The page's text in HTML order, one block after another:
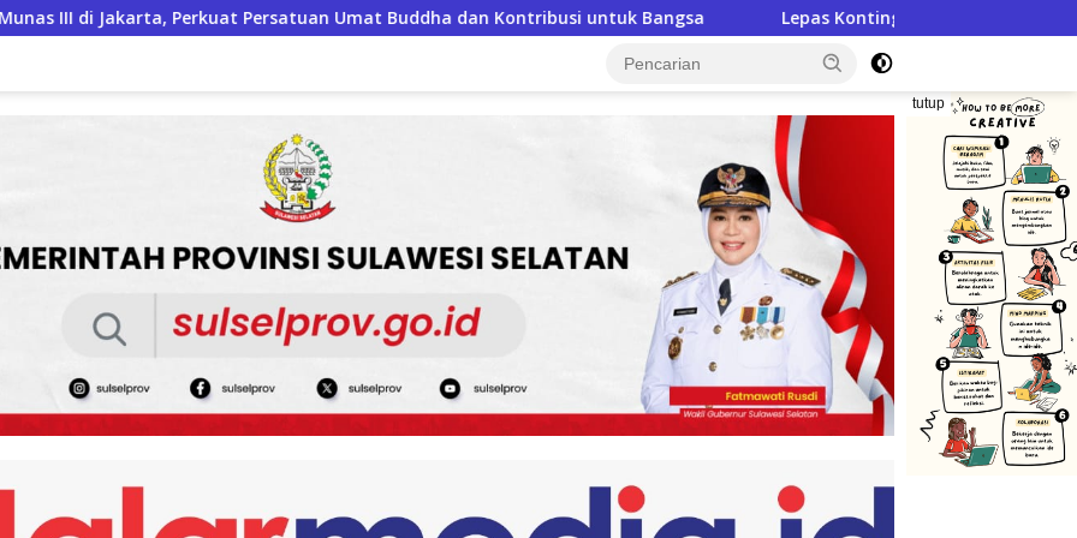
Umat Buddha dan Kontribusi untuk Bangsa Lepas Kontingen ke Jambore Nasional XII, BupAAS: Pramuka Bone
tutup